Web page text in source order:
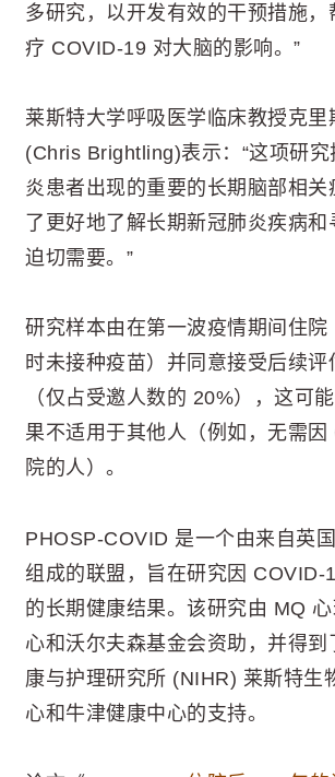
多研究，以开发有效的干预措施，
疗 COVID-19 对大脑的影响。”
莱斯特大学呼吸医学临床教授克里
(Chris Brightling)表示：“这项研
炎患者出现的重要的长期脑部相关
了更好地了解长期新冠肺炎疾病和
迫切需要。”
研究样本由在第一波疫情期间住院
时未接种疫苗）并同意接受后续评
（仅占受邀人数的 20%），这可
果不适用于其他人（例如，无需
院的人）。
PHOSP-COVID 是一个由来自英
组成的联盟，旨在研究因 COVID-
的长期健康结果。该研究由 MQ
心和沃尔夫森基金会资助，并得到
康与护理研究所 (NIHR) 莱斯特生
心和牛津健康中心的支持。